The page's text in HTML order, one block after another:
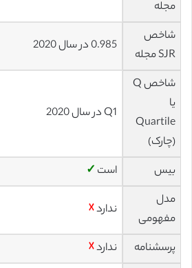
مجله
شاخص
SJR مجله
0.985 در سال 2020
شاخص Q
یا
Quartile
(چارک)
Q1 در سال 2020
بیس است ✓
مدل
مفهومی
ندارد☓
پرسشنامه ندارد☓